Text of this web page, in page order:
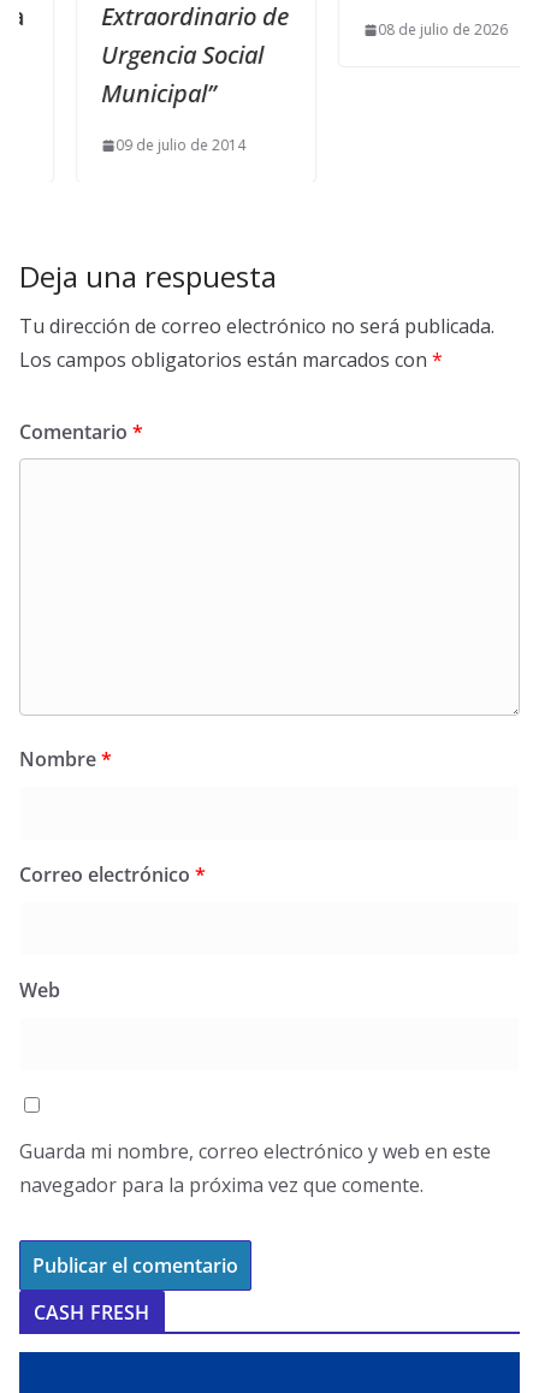
Extraordinario de
Urgencia Social
Municipal”
09 de julio de 2014
08 de julio de 2026
Deja una respuesta
Tu dirección de correo electrónico no será publicada.
Los campos obligatorios están marcados con *
Comentario *
Nombre*
Correo electrónico *
Web
Guarda mi nombre, correo electrónico y web en este
navegador para la próxima vez que comente.
CASH FRESH